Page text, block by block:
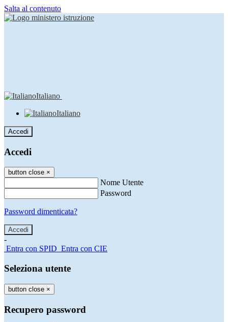
Salta al contenuto
Italiano
Italiano
Accedi
Accedi
button close ×
Nome Utente
Password
Password dimenticata?
-
Entra con SPID Entra con CIE
Seleziona utente
button close ×
Recupero password